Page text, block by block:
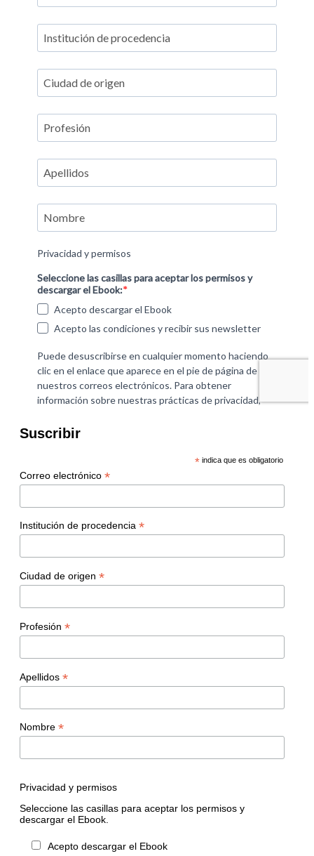
Suscribir
* indica que es obligatorio
Correo electrónico *
Institución de procedencia *
Ciudad de origen *
Profesión *
Apellidos *
Nombre *
Privacidad y permisos
Seleccione las casillas para aceptar los permisos y
descargar el Ebook.
Acepto descargar el Ebook